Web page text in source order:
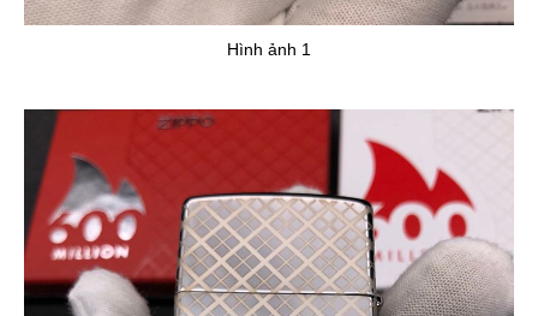
Hình ảnh 1